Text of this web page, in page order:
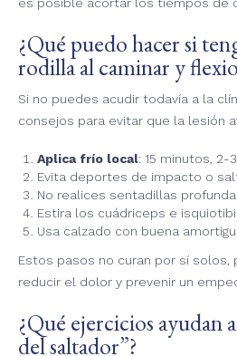
es posible acortar los tiempos de
¿Qué puedo hacer si
rodilla al caminar y
Si no puedes acudir todavía a la
consejos para evitar que la lesión
Aplica frío local: 15 minutos, 2-
Evita deportes de impacto o
No realices sentadillas
Estira los cuádriceps e
Usa calzado con buena
Estos pasos no curan por sí solos,
reducir el dolor y prevenir un
¿Qué ejercicios ayudan
del saltador”?